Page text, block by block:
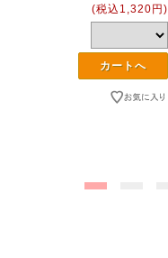
(税込1,320円)